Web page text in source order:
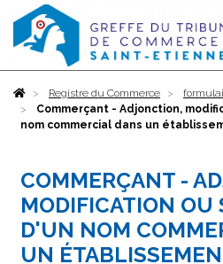
AccueilRegistre du Commerce
Commerçant - Adjonction,
nom commercial dans un
COMMERÇANT -
MODIFICATION OU
D'UN NOM
UN